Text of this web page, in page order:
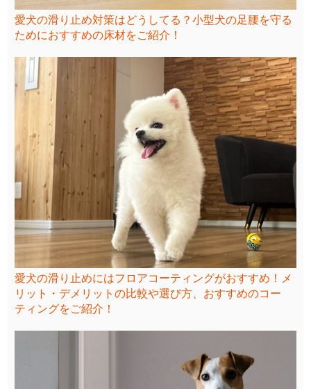
愛犬の滑り止め対策はどうしてる？小型犬の足腰を守る
ためにおすすめの床材をご紹介！
愛犬の滑り止めにはフロアコーティングがおすすめ！メ
リット・デメリットの比較や選び方、おすすめのコー
ティングをご紹介！